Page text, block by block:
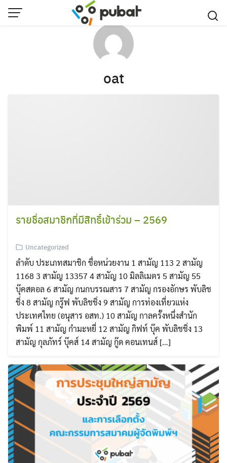
Skip
oat
รายชื่อสมาชิกที่มีสิทธิ์เข้าร่วม – 2569
Uncategorized
ลำดับ ประเภทสมาชิก ชื่อหน่วยงาน 1 สามัญ 113 2 สามัญ
1168 3 สามัญ 13357 4 สามัญ 10 มิลลิเมตร 5 สามัญ 55
บุ๊คสตอล 6 สามัญ กนกบรรณสาร 7 สามัญ กรองอักษร พับลิช
ชิ่ง 8 สามัญ กรู๊ฟ พับลิชชิ่ง 9 สามัญ การท่องเที่ยวแห่ง
ประเทศไทย (อนุสาร อสท.) 10 สามัญ กาลครั้งหนึ่งสำนัก
พิมพ์ 11 สามัญ กำมะหยี่ 12 สามัญ กิฟท์ บุ๊ค พับลิชชิ่ง 13
สามัญ กุลภัทร์ บุ๊คส์ 14 สามัญ กู๊ด คอนเทนส์ […]